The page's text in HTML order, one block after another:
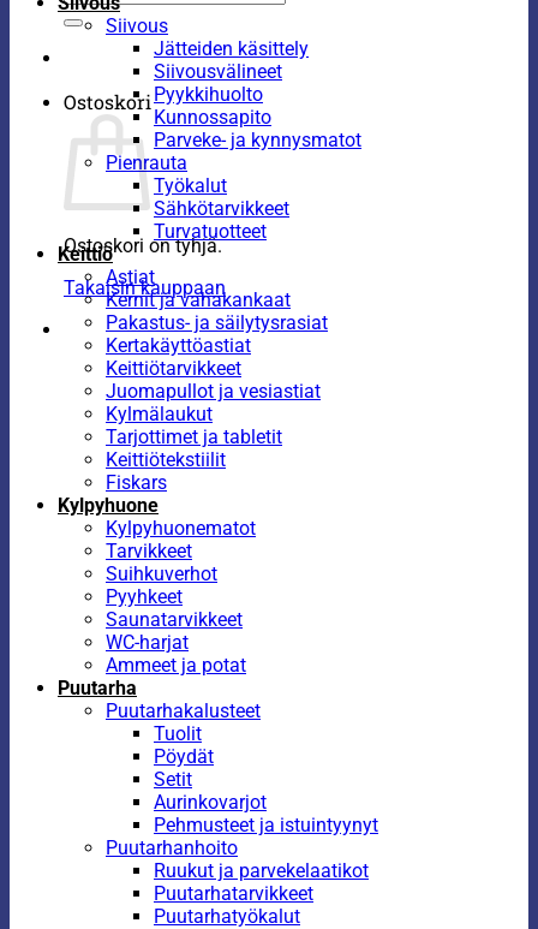
Ostoskori
Ostoskori on tyhjä.
Takaisin kauppaan
Siivous
Jätteiden käsittely
Siivousvälineet
Pyykkihuolto
Kunnossapito
Parveke- ja kynnysmatot
Pienrauta
Työkalut
Sähkötarvikkeet
Turvatuotteet
Keittiö
Astiat
Kernit ja vahakankaat
Pakastus- ja säilytysrasiat
Kertakäyttöastiat
Keittiötarvikkeet
Juomapullot ja vesiastiat
Kylmälaukut
Tarjottimet ja tabletit
Keittiötekstiilit
Fiskars
Kylpyhuone
Kylpyhuonematot
Tarvikkeet
Suihkuverhot
Pyyhkeet
Saunatarvikkeet
WC-harjat
Ammeet ja potat
Puutarha
Puutarhakalusteet
Tuolit
Pöydät
Setit
Aurinkovarjot
Pehmusteet ja istuintyynyt
Puutarhanhoito
Ruukut ja parvekelaatikot
Puutarhatarvikkeet
Puutarhatyökalut